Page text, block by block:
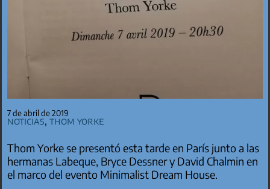
7 de abril de 2019
Noticias,Thom Yorke
Thom Yorke se presentó esta tarde en París junto a las
hermanas Labeque, Bryce Dessner y David Chalmin en
el marco del evento Minimalist Dream House.